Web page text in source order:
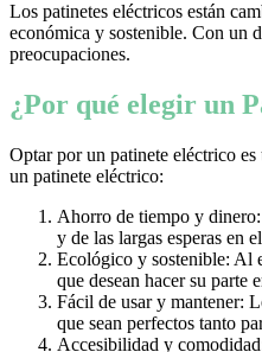
Los patinetes eléctricos están
económica y sostenible. Con un
preocupaciones.
¿Por qué elegir un
Optar por un patinete eléctrico
un patinete eléctrico:
Ahorro de tiempo y
y de las largas esperas en
Ecológico y sostenible: Al
que desean hacer su parte
Fácil de usar y mantener:
que sean perfectos tanto
Accesibilidad y